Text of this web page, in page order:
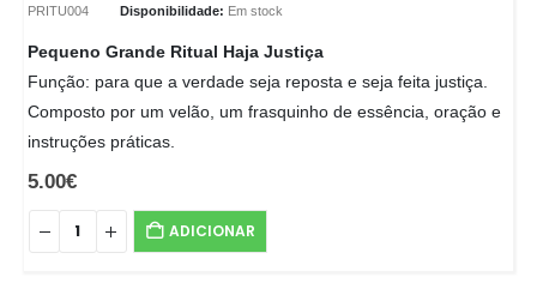
PRITU004 Disponibilidade: Em stock
Pequeno Grande Ritual Haja Justiça
Função: para que a verdade seja reposta e seja feita justiça.
Composto por um velão, um frasquinho de essência, oração e
instruções práticas.
5.00€
ADICIONAR